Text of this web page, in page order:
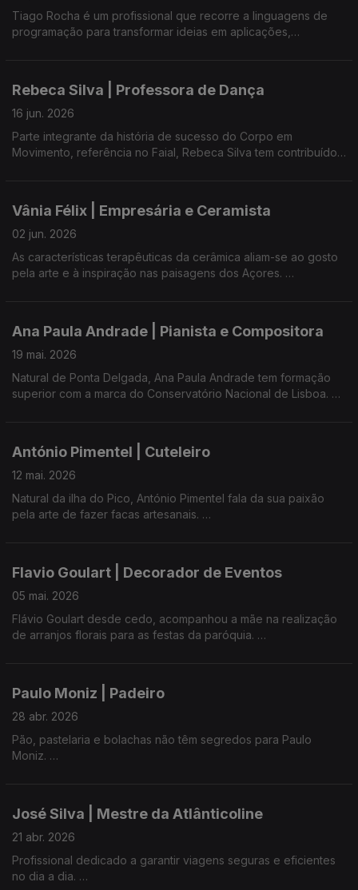
Tiago Rocha é um profissional que recorre a linguagens de
programação para transformar ideias em aplicações,
Rebeca Silva | Professora de Dança
16 jun. 2026
Parte integrante da história de sucesso do Corpo em
Movimento, referência no Faial, Rebeca Silva tem contribuído
campeonatos de prestigio - como o Campeonato do Mundo
de All Dance.
Beatles, numa altura particularmente simbólica: a 25 de junho
celebra-se o Dia Mundial dos Beatles, uma data criada pelos
Vânia Félix | Empresária e Ceramista
02 jun. 2026
As características terapêuticas da cerâmica aliam-se ao gosto
pela arte e à inspiração nas paisagens dos Açores.
estilo muito próprio e, também, a oportunidade de participar
em workshops inesquecíveis.
Ana Paula Andrade | Pianista e Compositora
19 mai. 2026
Natural de Ponta Delgada, Ana Paula Andrade tem formação
superior com a marca do Conservatório Nacional de Lisboa.
divulgação de autores incontornáveis.
António Pimentel | Cuteleiro
12 mai. 2026
Natural da ilha do Pico, António Pimentel fala da sua paixão
pela arte de fazer facas artesanais.
que faz toda a diferença.
Flavio Goulart | Decorador de Eventos
05 mai. 2026
Flávio Goulart desde cedo, acompanhou a mãe na realização
de arranjos florais para as festas da paróquia.
variados eventos.
Paulo Moniz | Padeiro
28 abr. 2026
Pão, pastelaria e bolachas não têm segredos para Paulo
Moniz.
José Silva | Mestre da Atlânticoline
21 abr. 2026
Profissional dedicado a garantir viagens seguras e eficientes
no dia a dia.